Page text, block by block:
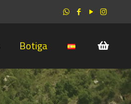
Botiga